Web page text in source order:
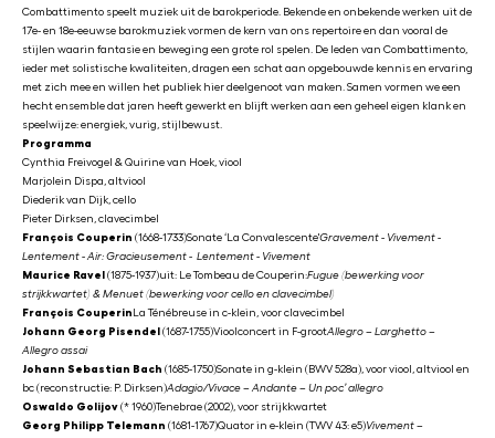
Combattimento speelt muziek uit de barokperiode. Bekende en onbekende werken uit de
17e- en 18e-eeuwse barokmuziek vormen de kern van ons repertoire en dan vooral de
stijlen waarin fantasie en beweging een grote rol spelen. De leden van Combattimento,
ieder met solistische kwaliteiten, dragen een schat aan opgebouwde kennis en ervaring
met zich mee en willen het publiek hier deelgenoot van maken. Samen vormen we een
hecht ensemble dat jaren heeft gewerkt en blijft werken aan een geheel eigen klank en
speelwijze: energiek, vurig, stijlbewust.
Programma
Cynthia Freivogel & Quirine van Hoek, viool
Marjolein Dispa, altviool
Diederik van Dijk, cello
Pieter Dirksen, clavecimbel
François Couperin (1668-1733)Sonate ‘La Convalescente'Gravement - Vivement -
Lentement - Air: Gracieusement - Lentement - Vivement
Maurice Ravel (1875-1937)uit: Le Tombeau de Couperin:Fugue (bewerking voor
strijkkwartet) & Menuet (bewerking voor cello en clavecimbel)
François Couperin La Ténébreuse in c-klein, voor clavecimbel
Johann Georg Pisendel (1687-1755)Vioolconcert in F-grootAllegro – Larghetto –
Allegro assai
Johann Sebastian Bach (1685-1750)Sonate in g-klein (BWV 528a), voor viool, altviool en
bc (reconstructie: P. Dirksen)Adagio/Vivace – Andante – Un poc’ allegro
Oswaldo Golijov (* 1960)Tenebrae (2002), voor strijkkwartet
Georg Philipp Telemann (1681-1767)Quator in e-klein (TWV 43: e5)Vivement –